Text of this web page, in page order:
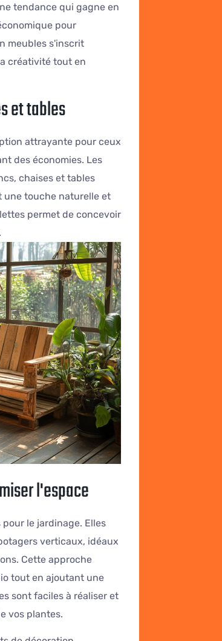
tendance qui gagne en
pour
meubles s'inscrit
créativité tout en
et tables
attrayante pour ceux
des économies. Les
chaises et tables
une touche naturelle et
permet de concevoir
l'espace
le jardinage. Elles
verticaux, idéaux
Cette approche
tout en ajoutant une
sont faciles à réaliser et
vos plantes.